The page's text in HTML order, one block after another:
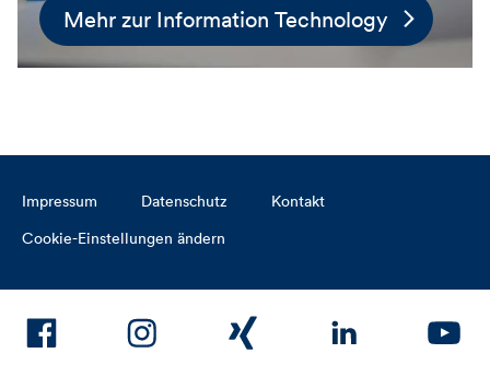
Mehr zur Information Technology
Impressum Datenschutz
Kontakt
Cookie-Einstellungen ändern